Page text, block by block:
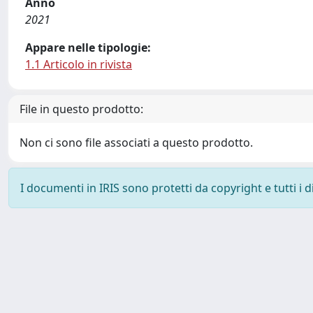
2021
Appare nelle tipologie:
1.1 Articolo in rivista
File in questo prodotto:
Non ci sono file associati a questo prodotto.
I documenti in IRIS sono protetti da copyright e tutti i